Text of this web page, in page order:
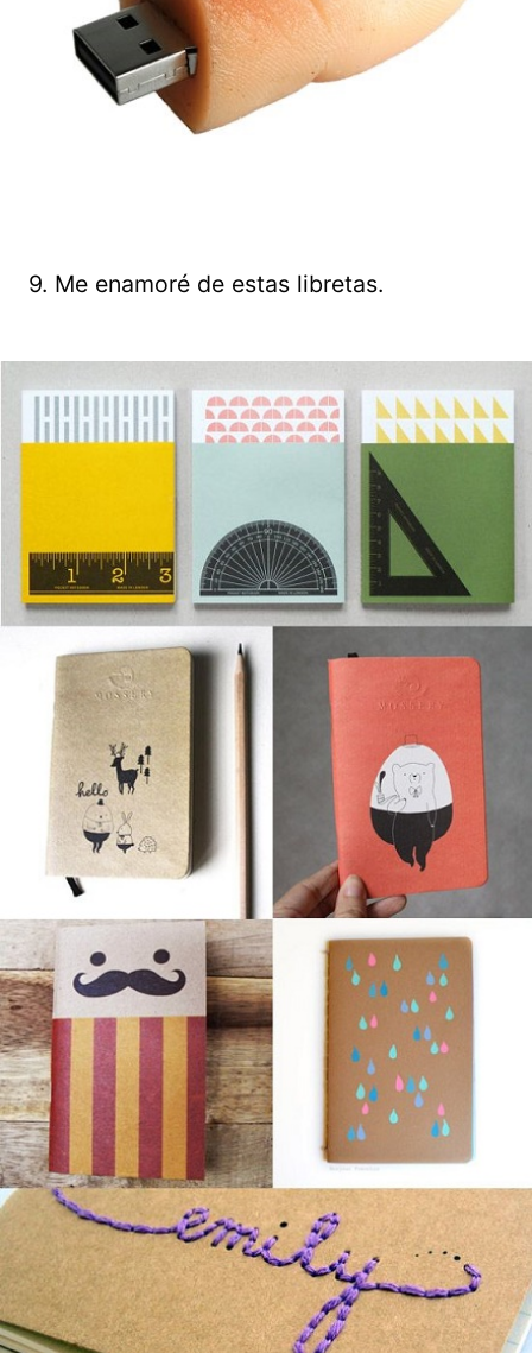
9. Me enamoré de estas libretas.